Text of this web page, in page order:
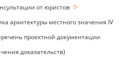
от юристов
архитектуры местного значения IV
проектной документации
доказательств)